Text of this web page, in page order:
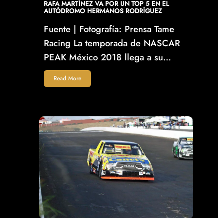
RAFA MARTÍNEZ VA POR UN TOP 5 EN EL
AUTÓDROMO HERMANOS RODRÍGUEZ
Fuente | Fotografía: Prensa Tame
Racing La temporada de NASCAR
PEAK México 2018 llega a su…
Read More